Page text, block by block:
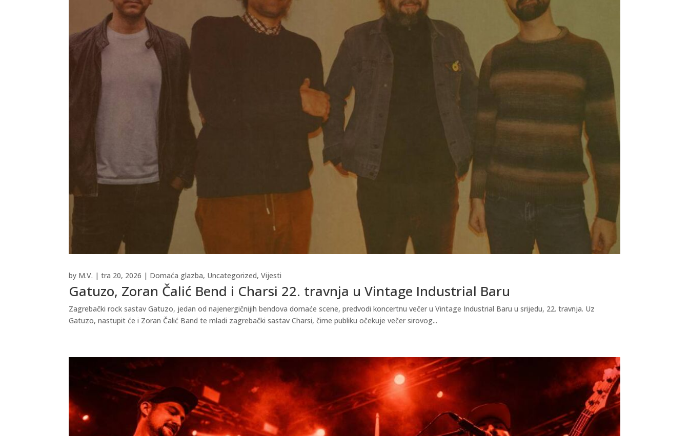
Gatuzo, Zoran Čalić Bend i Charsi 22. travnja u Vintage Industrial Baru
by M.V. |tra 20, 2026 | Domaća glazba, Uncategorized,Vijesti
Zagrebački rock sastav Gatuzo, jedan od najenergičnijih bendova domaće scene, predvodi koncertnu večer u Vintage Industrial Baru u srijedu, 22. travnja. Uz
Gatuzo, nastupit će i Zoran Čalić Band te mladi zagrebački sastav Charsi, čime publiku očekuje večer sirovog...